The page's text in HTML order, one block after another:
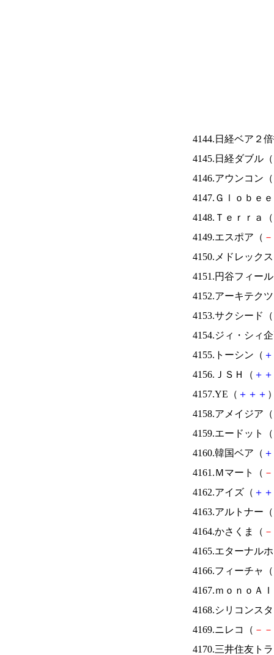
4144.日経ベア２
4145.日経ダブル（
4146.アウンコン（
4147.Ｇｌｏｂｅ
4148.Ｔｅｒｒａ（
4149.エスポア（ －
4150.メドレック
4151.円谷フィー
4152.アーキテク
4153.サクシード（
4154.ジィ・シィ
4155.トーシン（ ＋
4156.ＪＳＨ（ ＋ ＋
4157.YE（ ＋ ＋ ＋
4158.アメイジア（
4159.エードット（
4160.韓国ベア（ ＋
4161.Ｍマート（ －
4162.アイズ（ ＋ ＋
4163.アルトナー（
4164.かさくま（ －
4165.エターナル
4166.フィーチャ（
4167.ｍｏｎｏＡ
4168.シリコンス
4169.ニレコ（ － －
4170.三井住友ト